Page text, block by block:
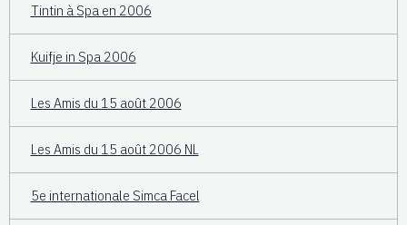
Tintin à Spa en 2006
Kuifje in Spa 2006
Les Amis du 15 août 2006
Les Amis du 15 août 2006 NL
5e internationale Simca Facel